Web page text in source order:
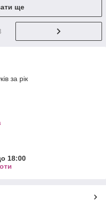
ще
за рік
18:00